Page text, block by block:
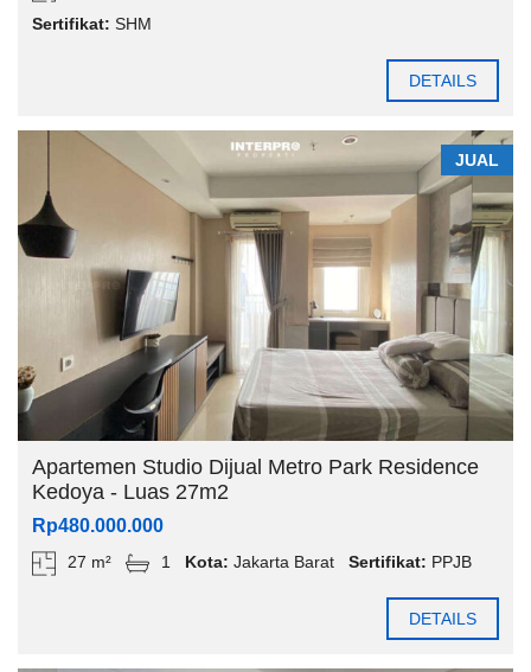
Sertifikat: SHM
DETAILS
JUAL
Apartemen Studio Dijual Metro Park Residence
Kedoya - Luas 27m2
Rp480.000.000
27 m² 1 Kota: Jakarta Barat Sertifikat: PPJB
DETAILS